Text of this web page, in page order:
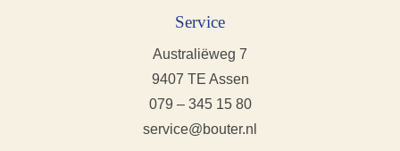
Service
Australiëweg 7
9407 TE Assen
079 – 345 15 80
service@bouter.nl